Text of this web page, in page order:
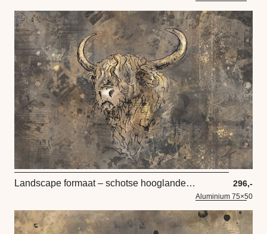
Landscape formaat – schotse hooglander met warm bruine kleuren 296,-
Aluminium 75×50